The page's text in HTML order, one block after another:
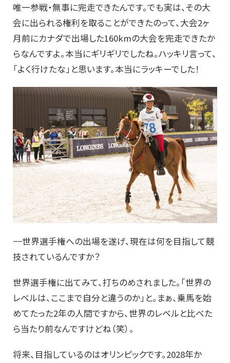
唯一参戦・無事に完走できたんです。でも実は、その大
会に出られる権利を取ることができたのって、大会2ヶ
月前にカナダで出場した160kmの大会を完走できたか
らなんですよ。本当にギリギリでしたね。ハッキリ言って、
「よく行けたな」と思います。本当にラッキーでした！
−−世界選手権への出場を遂げ、現在は何を目指して競
技されているんですか？
世界選手権に出てみて、打ちのめされました。「世界の
レベルは、ここまで自分と違うのか」と。まぁ、乗馬を始
めてたった2年の人間ですから、世界のレベルと比べた
ら当たり前なんですけどね（笑）。
将来、目指しているのはオリンピックです。2028年か